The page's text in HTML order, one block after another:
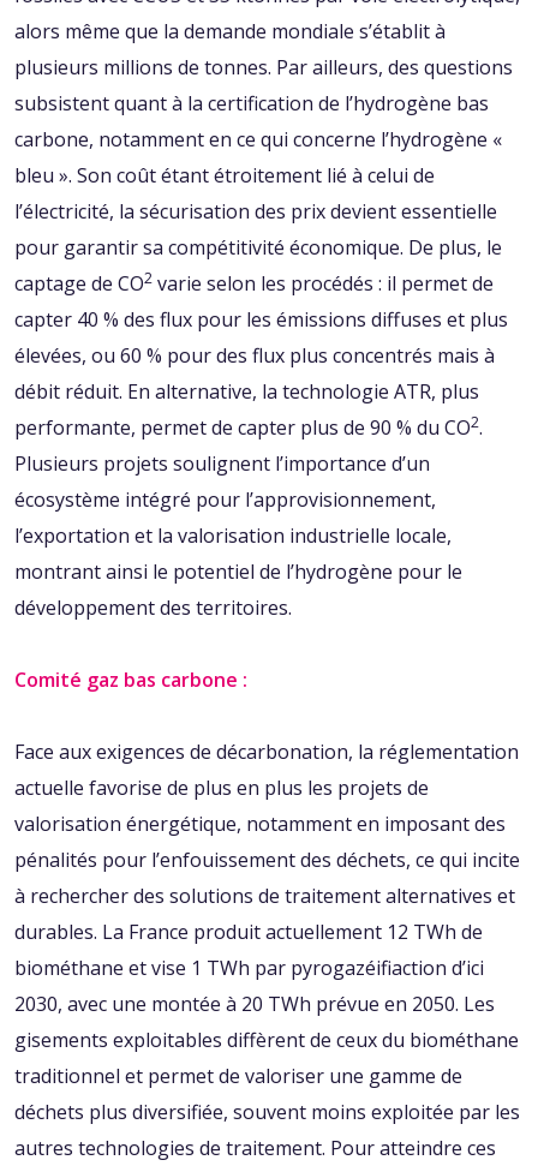
alors même que la demande mondiale s’établit à
plusieurs millions de tonnes. Par ailleurs, des questions
subsistent quant à la certification de l’hydrogène bas
carbone, notamment en ce qui concerne l’hydrogène «
bleu ». Son coût étant étroitement lié à celui de
l’électricité, la sécurisation des prix devient essentielle
pour garantir sa compétitivité économique. De plus, le
captage de CO2 varie selon les procédés : il permet de
capter 40 % des flux pour les émissions diffuses et plus
élevées, ou 60 % pour des flux plus concentrés mais à
débit réduit. En alternative, la technologie ATR, plus
performante, permet de capter plus de 90 % du CO2.
Plusieurs projets soulignent l’importance d’un
écosystème intégré pour l’approvisionnement,
l’exportation et la valorisation industrielle locale,
montrant ainsi le potentiel de l’hydrogène pour le
développement des territoires.
Comité gaz bas carbone :
Face aux exigences de décarbonation, la réglementation
actuelle favorise de plus en plus les projets de
valorisation énergétique, notamment en imposant des
pénalités pour l’enfouissement des déchets, ce qui incite
à rechercher des solutions de traitement alternatives et
durables. La France produit actuellement 12 TWh de
biométhane et vise 1 TWh par pyrogazéifiaction d’ici
2030, avec une montée à 20 TWh prévue en 2050. Les
gisements exploitables diffèrent de ceux du biométhane
traditionnel et permet de valoriser une gamme de
déchets plus diversifiée, souvent moins exploitée par les
autres technologies de traitement. Pour atteindre ces